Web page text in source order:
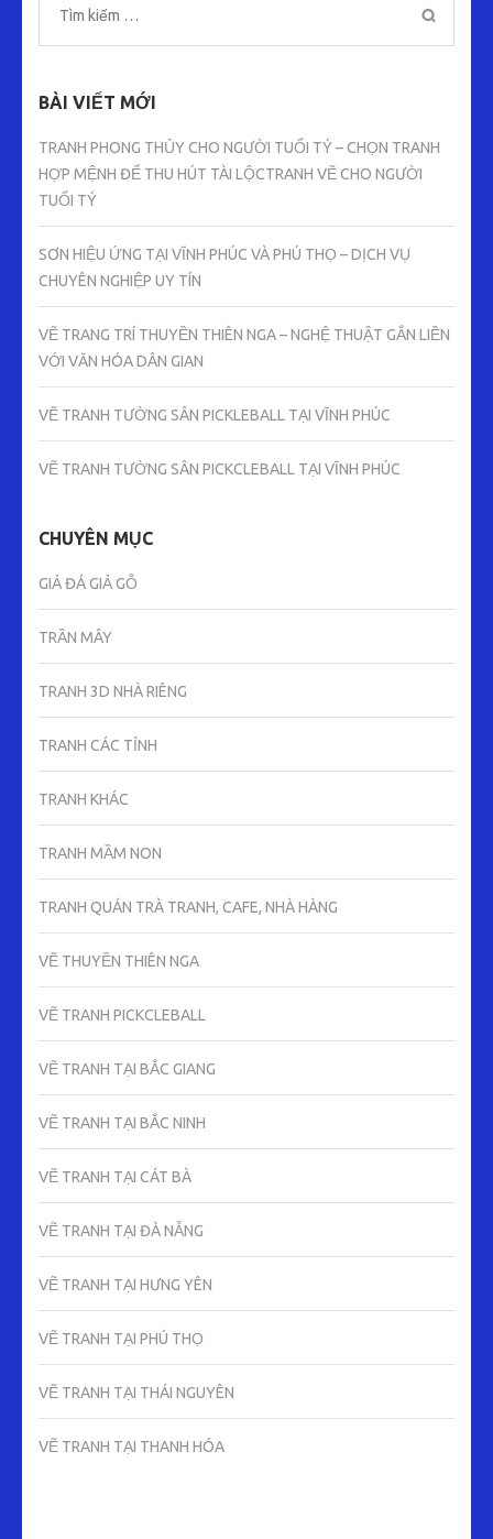
Tìm
kiếm
BÀI VIẾT MỚI
TRANH PHONG THỦY CHO NGƯỜI TUỔI TÝ – CHỌN TRANH
HỢP MỆNH ĐỂ THU HÚT TÀI LỘCTRANH VẼ CHO NGƯỜI
TUỔI TÝ
SƠN HIỆU ỨNG TẠI VĨNH PHÚC VÀ PHÚ THỌ – DỊCH VỤ
CHUYÊN NGHIỆP UY TÍN
VẼ TRANG TRÍ THUYỀN THIÊN NGA – NGHỆ THUẬT GẮN LIỀN
VỚI VĂN HÓA DÂN GIAN
VẼ TRANH TƯỜNG SÂN PICKLEBALL TẠI VĨNH PHÚC
VẼ TRANH TƯỜNG SÂN PICKCLEBALL TẠI VĨNH PHÚC
CHUYÊN MỤC
GIẢ ĐÁ GIẢ GỖ
TRẦN MÂY
TRANH 3D NHÀ RIÊNG
TRANH CÁC TỈNH
TRANH KHÁC
TRANH MẦM NON
TRANH QUÁN TRÀ TRANH, CAFE, NHÀ HÀNG
VẼ THUYỀN THIÊN NGA
VẼ TRANH PICKCLEBALL
VẼ TRANH TẠI BẮC GIANG
VẼ TRANH TẠI BẮC NINH
VẼ TRANH TẠI CÁT BÀ
VẼ TRANH TẠI ĐÀ NẴNG
VẼ TRANH TẠI HƯNG YÊN
VẼ TRANH TẠI PHÚ THỌ
VẼ TRANH TẠI THÁI NGUYÊN
VẼ TRANH TẠI THANH HÓA